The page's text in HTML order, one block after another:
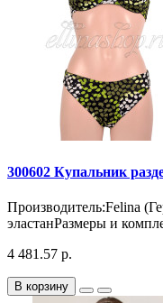
300602 Купальник
Производитель:Felina
эластанРазмеры и
4 481.57 р.
В корзину